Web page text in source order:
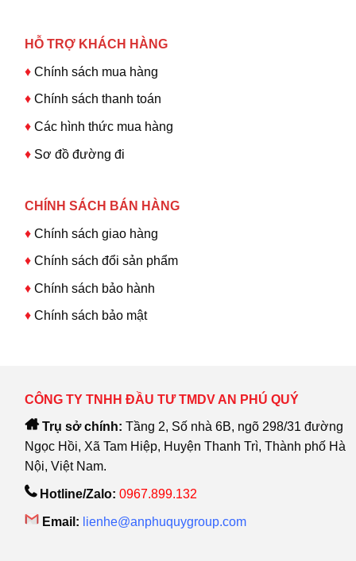
HỖ TRỢ KHÁCH HÀNG
♦Chính sách mua hàng
♦ Chính sách thanh toán
♦ Các hình thức mua hàng
♦ Sơ đồ đường đi
CHÍNH SÁCH BÁN HÀNG
♦ Chính sách giao hàng
♦ Chính sách đổi sản phẩm
♦ Chính sách bảo hành
♦ Chính sách bảo mật
CÔNG TY TNHH ĐẦU TƯ TMDV AN PHÚ QUÝ
Trụ sở chính: Tầng 2, Số nhà 6B, ngõ 298/31 đường
Ngọc Hồi, Xã Tam Hiệp, Huyện Thanh Trì, Thành phố Hà
Nội, Việt Nam.
Hotline/Zalo: 0967.899.132
Email: lienhe@anphuquygroup.com